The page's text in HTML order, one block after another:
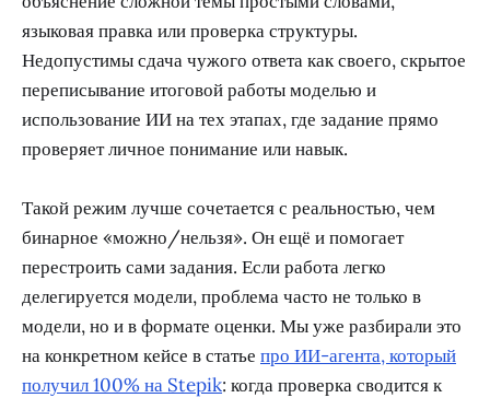
языковая правка или проверка структуры.
Недопустимы сдача чужого ответа как своего, скрытое
переписывание итоговой работы моделью и
использование ИИ на тех этапах, где задание прямо
проверяет личное понимание или навык.
Такой режим лучше сочетается с реальностью, чем
бинарное «можно/нельзя». Он ещё и помогает
перестроить сами задания. Если работа легко
делегируется модели, проблема часто не только в
модели, но и в формате оценки. Мы уже разбирали это
на конкретном кейсе в статье про ИИ-агента, который
получил 100% на Stepik: когда проверка сводится к